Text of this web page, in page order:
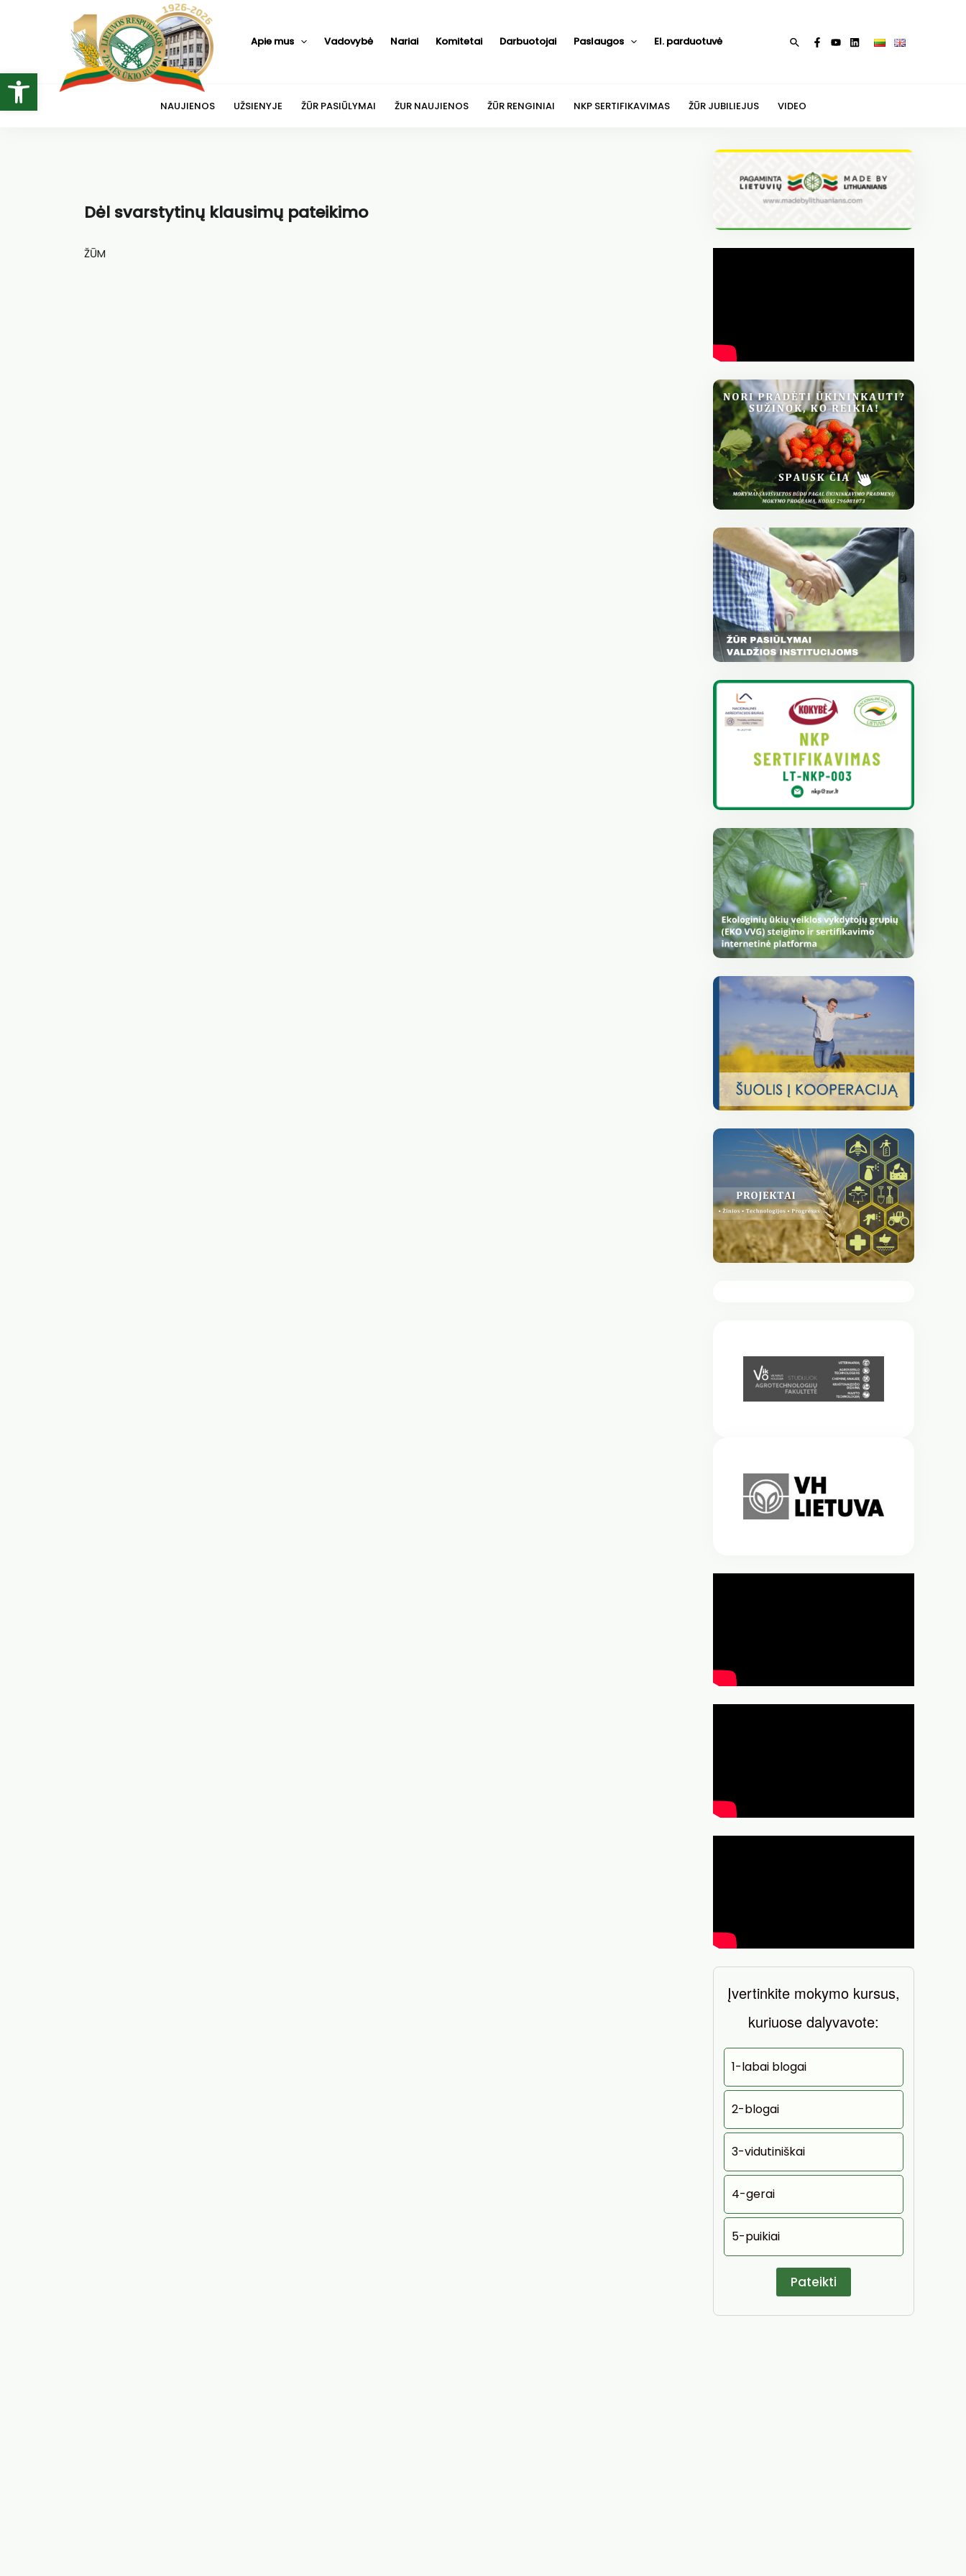
Open toolbar
Apie mus Vadovybė Nariai Komitetai Darbuotojai Paslaugos El. parduotuvė Paieška
NAUJIENOS UŽSIENYJE ŽŪR PASIŪLYMAI ŽUR NAUJIENOS ŽŪR RENGINIAI NKP SERTIFIKAVIMAS ŽŪR JUBILIEJUS VIDEO
Dėl svarstytinų klausimų pateikimo
ŽŪM
Įvertinkite mokymo kursus,
kuriuose dalyvavote:
1-labai blogai
2-blogai
3-vidutiniškai
4-gerai
5-puikiai